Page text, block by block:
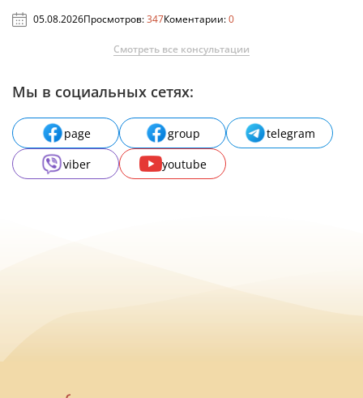
05.08.2026Просмотров:347Коментарии:0
Смотреть все консультации
Мы в социальных сетях:
page group
telegram
viber
youtube